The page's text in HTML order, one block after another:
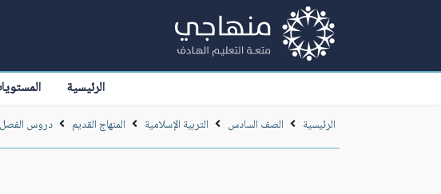
الرئيسية
الرئيسية الصف السادس التربية الإسلامية المنهاج القديم دروس الفصل